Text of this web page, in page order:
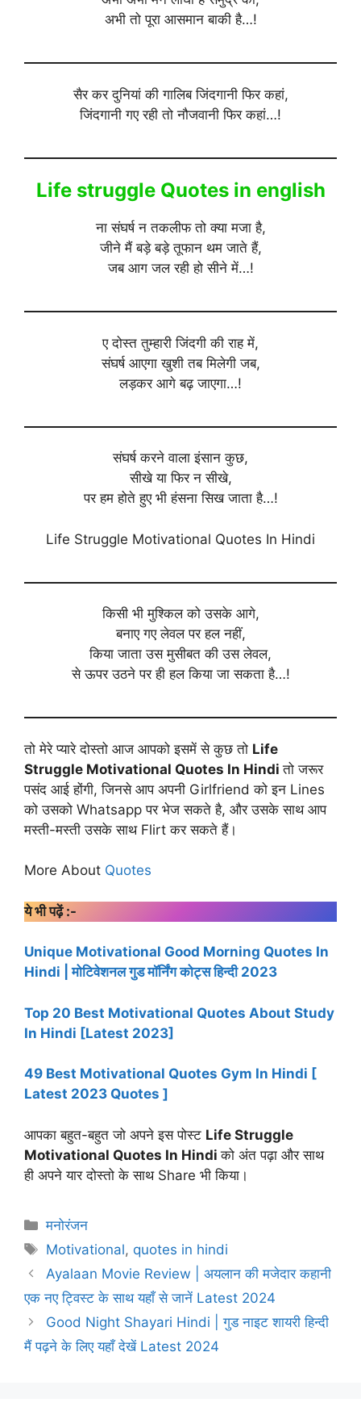
अभी तो पूरा आसमान बाकी है…!
सैर कर दुनियां की गालिब जिंदगानी फिर कहां,
जिंदगानी गए रही तो नौजवानी फिर कहां…!
Life struggle Quotes in english
ना संघर्ष न तकलीफ तो क्या मजा है,
जीने मैं बड़े बड़े तूफान थम जाते हैं,
जब आग जल रही हो सीने में…!
ए दोस्त तुम्हारी जिंदगी की राह में,
संघर्ष आएगा खुशी तब मिलेगी जब,
लड़कर आगे बढ़ जाएगा…!
संघर्ष करने वाला इंसान कुछ,
सीखे या फिर न सीखे,
पर हम होते हुए भी हंसना सिख जाता है…!
Life Struggle Motivational Quotes In Hindi
किसी भी मुश्किल को उसके आगे,
बनाए गए लेवल पर हल नहीं,
किया जाता उस मुसीबत की उस लेवल,
से ऊपर उठने पर ही हल किया जा सकता है…!
तो मेरे प्यारे दोस्तो आज आपको इसमें से कुछ तो Life
Struggle Motivational Quotes In Hindiतो जरूर
पसंद आई होंगी, जिनसे आप अपनी Girlfriend को इन Lines
को उसको Whatsapp पर भेज सकते है, और उसके साथ आप
मस्ती-मस्ती उसके साथ Flirt कर सकते हैं।
More About Quotes
ये भी पढ़ें :-
Unique Motivational Good Morning Quotes In
Hindi | मोटिवेशनल गुड मॉर्निंग कोट्स हिन्दी 2023
Top 20 Best Motivational Quotes About Study
In Hindi [Latest 2023]
49 Best Motivational Quotes Gym In Hindi [
Latest 2023 Quotes ]
आपका बहुत-बहुत जो अपने इस पोस्ट Life Struggle
Motivational Quotes In Hindiको अंत पढ़ा और साथ
ही अपने यार दोस्तो के साथ Share भी किया।
Categories
मनोरंजन
Tags
Motivational, quotes in hindi
Ayalaan Movie Review | अयलान की मजेदार कहानी
एक नए ट्विस्ट के साथ यहाँ से जानें Latest 2024
Good Night Shayari Hindi | गुड नाइट शायरी हिन्दी
मैं पढ़ने के लिए यहाँ देखें Latest 2024